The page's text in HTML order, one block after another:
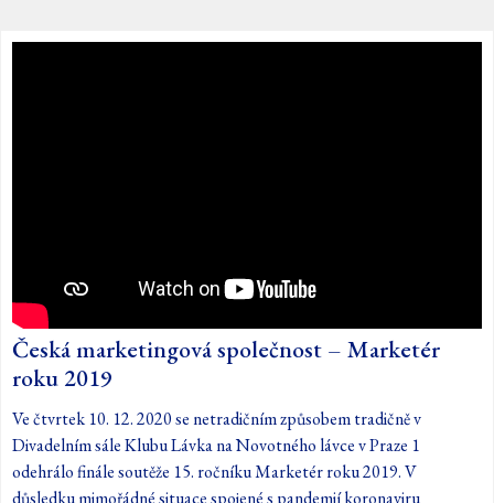
Česká marketingová společnost – Marketér
roku 2019
Ve čtvrtek 10. 12. 2020 se netradičním způsobem tradičně v
Divadelním sále Klubu Lávka na Novotného lávce v Praze 1
odehrálo finále soutěže 15. ročníku Marketér roku 2019. V
důsledku mimořádné situace spojené s pandemií koronaviru